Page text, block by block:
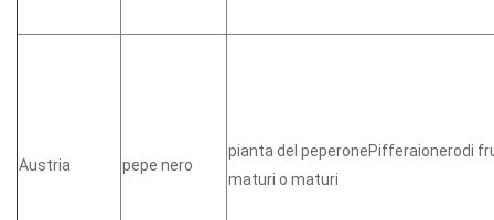
Austria pepe nero
pianta del peperonePifferaionerodi
maturi o maturi